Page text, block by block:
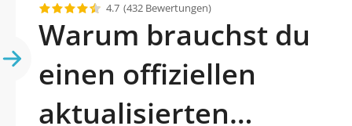
4.7 (432 Bewertungen)
Warum brauchst du
einen offiziellen
aktualisierten